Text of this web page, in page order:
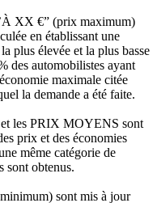
XX €” (prix maximum)
en établissant une
plus élevée et la plus basse
des automobilistes ayant
maximale citée
la demande a été faite.
les PRIX MOYENS sont
prix et des économies
même catégorie de
sont obtenus.
sont mis à jour